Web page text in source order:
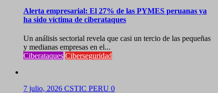
Alerta empresarial: El 27% de las PYMES peruanas ya
ha sido víctima de ciberataques
Un análisis sectorial revela que casi un tercio de las pequeñas
y medianas empresas en el...
Ciberataques Ciberseguridad
7 julio, 2026 CSTIC PERU 0